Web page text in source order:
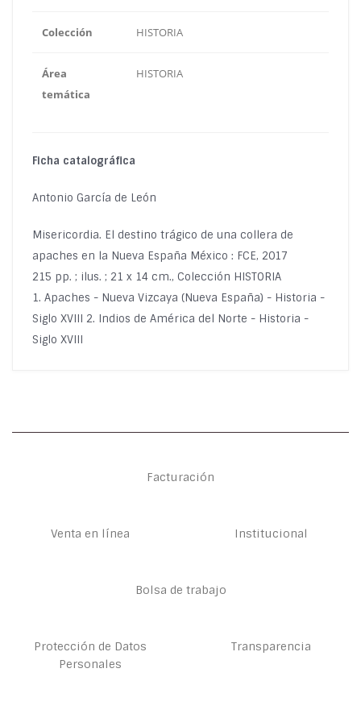
Colección HISTORIA
Área
temática
HISTORIA
Ficha catalográfica
Antonio García de León
Misericordia. El destino trágico de una collera de
apaches en la Nueva España México : FCE, 2017
215 pp. ; ilus. ; 21 x 14 cm., Colección HISTORIA
1. Apaches - Nueva Vizcaya (Nueva España) - Historia -
Siglo XVIII 2. Indios de América del Norte - Historia -
Siglo XVIII
Facturación
Venta en línea Institucional
Bolsa de trabajo
Protección de Datos
Personales
Transparencia